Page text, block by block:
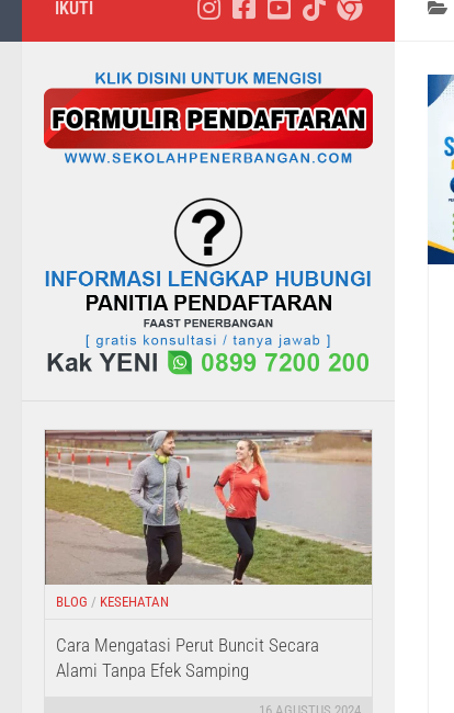
IKUTI
BLOG / KESEHATAN
Cara Mengatasi Perut Buncit Secara
Alami Tanpa Efek Samping